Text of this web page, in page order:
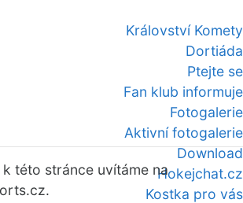
Království Komety
Dortiáda
Ptejte se
Fan klub informuje
Fotogalerie
Aktivní fotogalerie
Download
Hokejchat.cz
Kostka pro vás
této stránce uvítáme na